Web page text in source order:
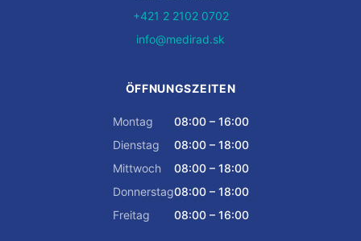
+421 2 2102 0702
info@medirad.sk
ÖFFNUNGSZEITEN
Montag
08:00 – 16:00
Dienstag
08:00 – 18:00
Mittwoch
08:00 – 18:00
Donnerstag08:00 – 18:00
Freitag
08:00 – 16:00